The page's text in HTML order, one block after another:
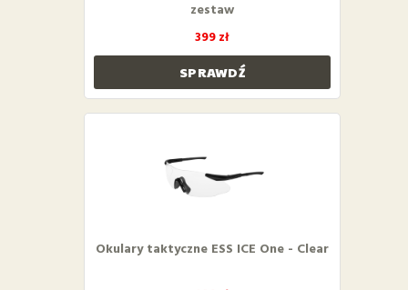
zestaw
399 zł
SPRAWDŹ
Okulary taktyczne ESS ICE One - Clear